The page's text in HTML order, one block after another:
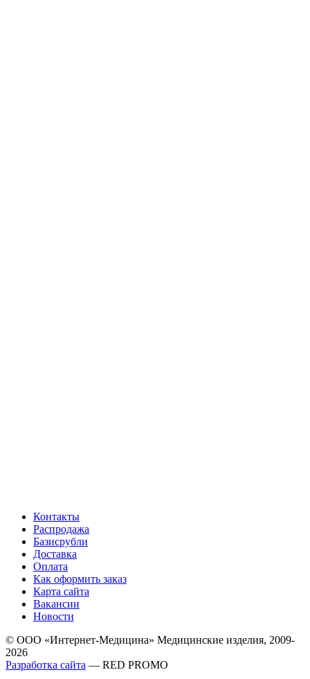
Контакты
Распродажа
Базисрубли
Доставка
Оплата
Как оформить заказ
Карта сайта
Вакансии
Новости
© ООО «Интернет-Медицина» Медицинские изделия, 2009-
2026
Разработка сайта — RED PROMO